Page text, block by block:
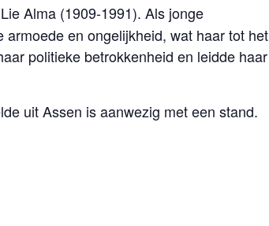
Alma (1909-1991). Als jonge
en ongelijkheid, wat haar tot het
politieke betrokkenheid en leidde haar
uit Assen is aanwezig met een stand.